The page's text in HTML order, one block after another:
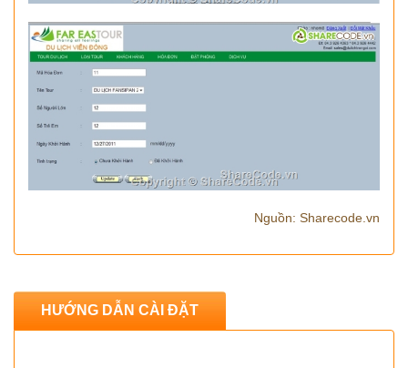
Nguồn: Sharecode.vn
HƯỚNG DẪN CÀI ĐẶT